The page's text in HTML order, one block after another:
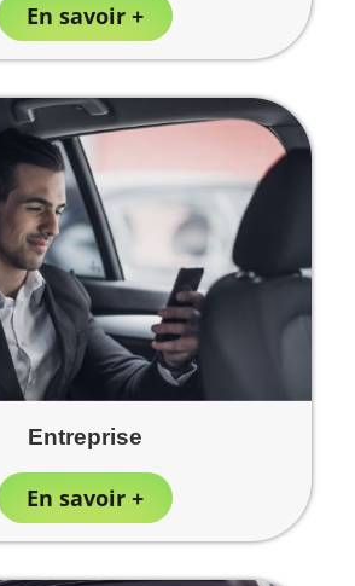
En savoir +
Entreprise
En savoir +